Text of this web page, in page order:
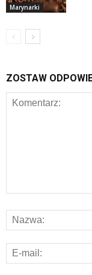
Marynarki
ZOSTAW